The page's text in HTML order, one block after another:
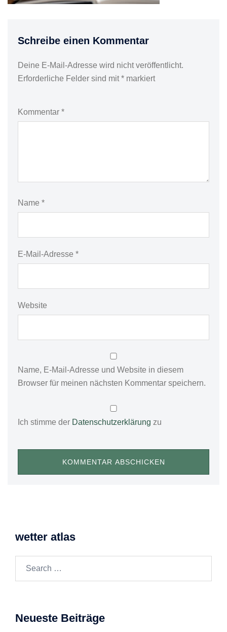
Schreibe einen Kommentar
Deine E-Mail-Adresse wird nicht veröffentlicht.
Erforderliche Felder sind mit* markiert
Kommentar *
Name *
E-Mail-Adresse *
Website
Name, E-Mail-Adresse und Website in diesem
Browser für meinen nächsten Kommentar speichern.
Ich stimme der Datenschutzerklärung zu
wetter atlas
Neueste Beiträge